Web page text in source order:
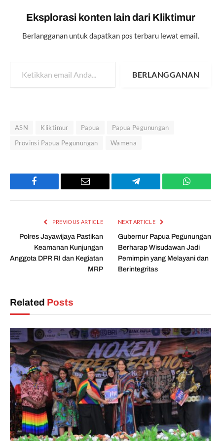
Eksplorasi konten lain dari Kliktimur
Berlangganan untuk dapatkan pos terbaru lewat email.
Ketikkan email Anda...
BERLANGGANAN
ASN Kliktimur Papua
Papua Pegunungan
Provinsi Papua Pegunungan
Wamena
Facebook Email Telegram
PREVIOUS ARTICLE
Polres Jayawijaya Pastikan
Keamanan Kunjungan
Anggota DPR RI dan Kegiatan
MRP
NEXT ARTICLE
Gubernur Papua Pegunungan
Berharap Wisudawan Jadi
Pemimpin yang Melayani dan
Berintegritas
Related Posts